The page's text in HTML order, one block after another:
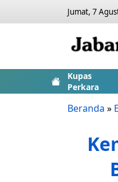
Jumat, 7
Kupas
Perkara
Beranda »